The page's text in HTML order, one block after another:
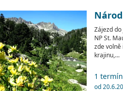
Zájezd
NP St.
zde
krajinu,…
1 termín
od